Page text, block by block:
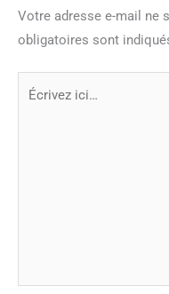
Votre adresse e-mail ne
obligatoires sont